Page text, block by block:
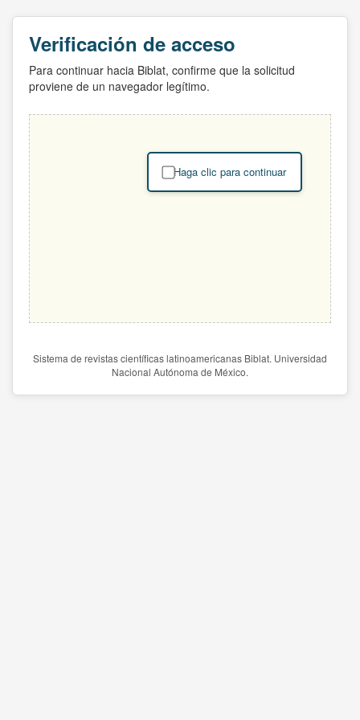
Verificación de acceso
Para continuar hacia Biblat, confirme que la solicitud
proviene de un navegador legítimo.
Haga clic para continuar
Sistema de revistas científicas latinoamericanas Biblat. Universidad
Nacional Autónoma de México.